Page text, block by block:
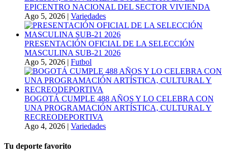
EPICENTRO NACIONAL DEL SECTOR VIVIENDA
Ago 5, 2026 | Variedades
PRESENTACIÓN OFICIAL DE LA SELECCIÓN
MASCULINA SUB-21 2026
Ago 5, 2026 | Futbol
BOGOTÁ CUMPLE 488 AÑOS Y LO CELEBRA CON
UNA PROGRAMACIÓN ARTÍSTICA, CULTURAL Y
RECREODEPORTIVA
Ago 4, 2026 | Variedades
Tu deporte favorito